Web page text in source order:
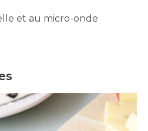
et au micro-onde